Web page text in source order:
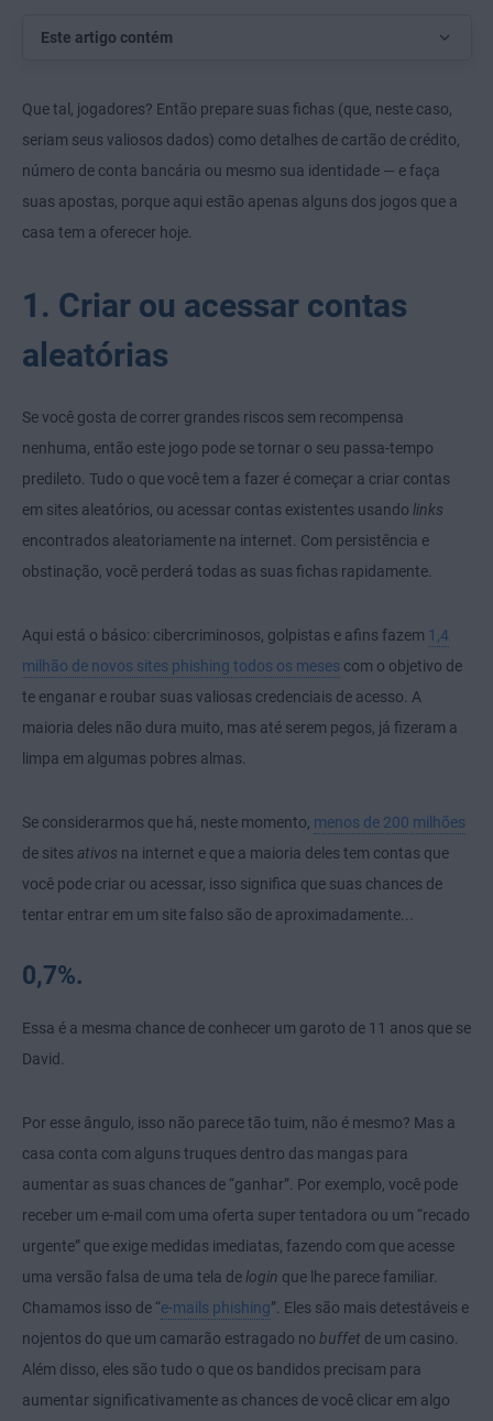
Este artigo contém
Que tal, jogadores? Então prepare suas fichas (que, neste caso,
seriam seus valiosos dados) como detalhes de cartão de crédito,
número de conta bancária ou mesmo sua identidade — e faça
suas apostas, porque aqui estão apenas alguns dos jogos que a
casa tem a oferecer hoje.
1. Criar ou acessar contas
aleatórias
Se você gosta de correr grandes riscos sem recompensa
nenhuma, então este jogo pode se tornar o seu passa-tempo
predileto. Tudo o que você tem a fazer é começar a criar contas
em sites aleatórios, ou acessar contas existentes usando links
encontrados aleatoriamente na internet. Com persistência e
obstinação, você perderá todas as suas fichas rapidamente.
Aqui está o básico: cibercriminosos, golpistas e afins fazem 1,4
milhão de novos sites phishing todos os meses com o objetivo de
te enganar e roubar suas valiosas credenciais de acesso. A
maioria deles não dura muito, mas até serem pegos, já fizeram a
limpa em algumas pobres almas.
Se considerarmos que há, neste momento, menos de 200 milhões
de sites ativos na internet e que a maioria deles tem contas que
você pode criar ou acessar, isso significa que suas chances de
tentar entrar em um site falso são de aproximadamente...
0,7%.
Essa é a mesma chance de conhecer um garoto de 11 anos que se
David.
Por esse ângulo, isso não parece tão tuim, não é mesmo? Mas a
casa conta com alguns truques dentro das mangas para
aumentar as suas chances de “ganhar”. Por exemplo, você pode
receber um e-mail com uma oferta super tentadora ou um “recado
urgente” que exige medidas imediatas, fazendo com que acesse
uma versão falsa de uma tela delogin que lhe parece familiar.
Chamamos isso de “e-mails phishing”. Eles são mais detestáveis e
nojentos do que um camarão estragado no buffet de um casino.
Além disso, eles são tudo o que os bandidos precisam para
aumentar significativamente as chances de você clicar em algo